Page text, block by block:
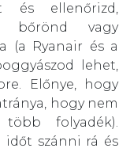
és ellenőrizd,
bőrönd vagy
(a Ryanair és a
lehet,
Előnye, hogy
hogy nem
folyadék).
időt szánni rá és